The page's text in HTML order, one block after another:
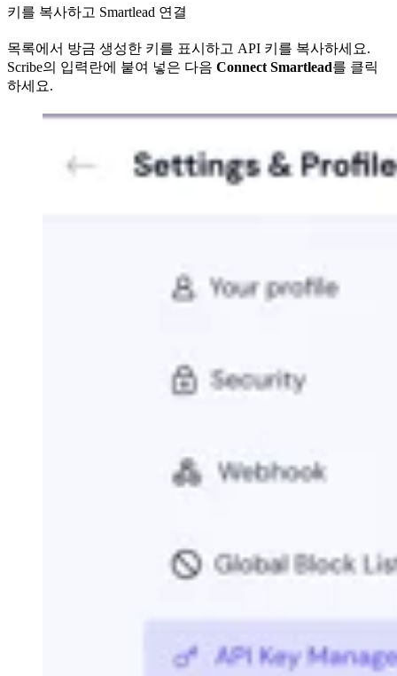
키를 복사하고 Smartlead 연결
목록에서 방금 생성한 키를 표시하고 API 키를 복사하세요.
Scribe의 입력란에 붙여 넣은 다음 Connect Smartlead를 클릭
하세요.